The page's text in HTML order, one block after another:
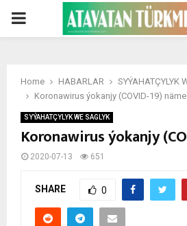
PRIMARY
Home HABARLAR
SYÝAHATÇYLYK
Koronawirus ýokanjy (COVID-19)
SYÝAHATÇYLYK WE SAGLYK
Koronawirus ýokanjy
2020-07-13 651
SHARE 0